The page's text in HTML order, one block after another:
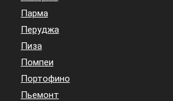
Парма
Перуджа
Пиза
Помпеи
Портофино
Пьемонт